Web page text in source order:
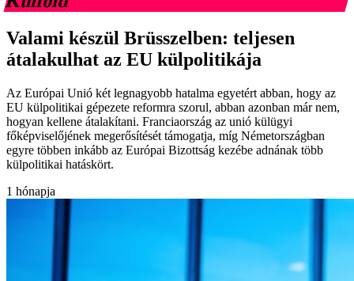
Valami készül Brüsszelben: teljesen
átalakulhat az EU külpolitikája
Az Európai Unió két legnagyobb hatalma egyetért abban, hogy az
EU külpolitikai gépezete reformra szorul, abban azonban már nem,
hogyan kellene átalakítani. Franciaország az unió külügyi
főképviselőjének megerősítését támogatja, míg Németországban
egyre többen inkább az Európai Bizottság kezébe adnának több
külpolitikai hatáskört.
1 hónapja